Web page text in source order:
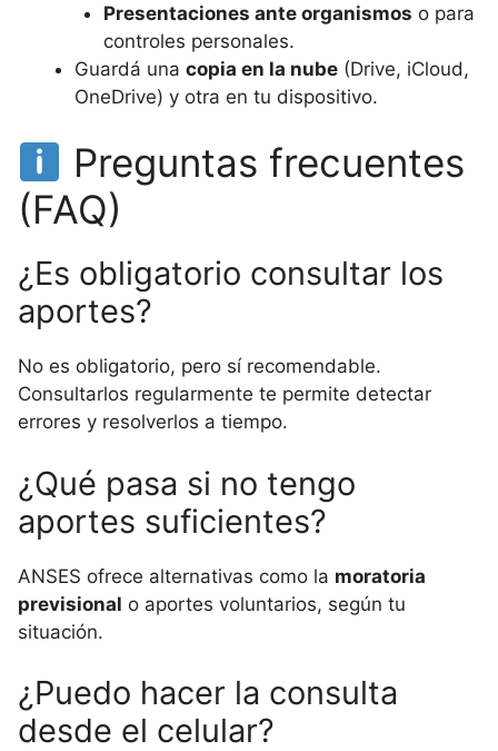
Presentaciones ante organismos o para
controles personales.
Guardá una copia en la nube (Drive, iCloud,
OneDrive) y otra en tu dispositivo.
Preguntas frecuentes
(FAQ)
¿Es obligatorio consultar los
aportes?
No es obligatorio, pero sí recomendable.
Consultarlos regularmente te permite detectar
errores y resolverlos a tiempo.
¿Qué pasa si no tengo
aportes suficientes?
ANSES ofrece alternativas como la moratoria
previsional o aportes voluntarios, según tu
situación.
¿Puedo hacer la consulta
desde el celular?